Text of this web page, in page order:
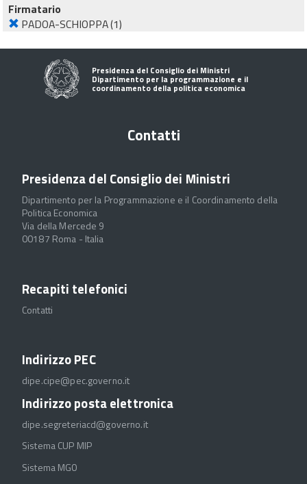
Firmatario
PADOA-SCHIOPPA(1)
Presidenza del Consiglio dei Ministri
Dipartimento per la programmazione e il
coordinamento della politica economica
Contatti
Presidenza del Consiglio dei Ministri
Dipartimento per la Programmazione e il Coordinamento della
Politica Economica
Via della Mercede 9
00187 Roma - Italia
Recapiti telefonici
Contatti
Indirizzo PEC
dipe.cipe@pec.governo.it
Indirizzo posta elettronica
dipe.segreteriacd@governo.it
Sistema CUP MIP
Sistema MGO